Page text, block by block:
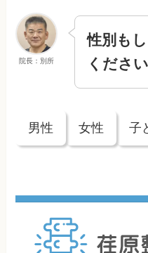
院長：別所
性別も
ください
男性 女性 子